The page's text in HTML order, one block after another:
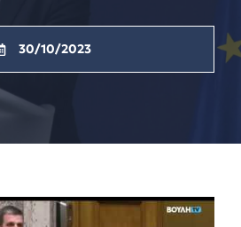
30/10/2023